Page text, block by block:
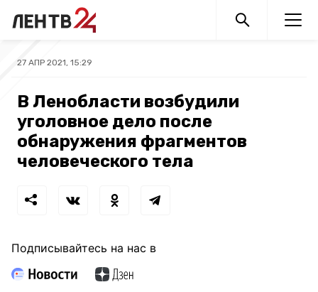
27 АПР 2021, 15:29
В Ленобласти возбудили
уголовное дело после
обнаружения фрагментов
человеческого тела
Подписывайтесь на нас в